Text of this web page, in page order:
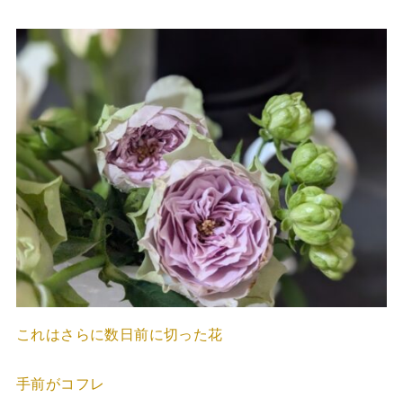
これはさらに数日前に切った花
手前がコフレ